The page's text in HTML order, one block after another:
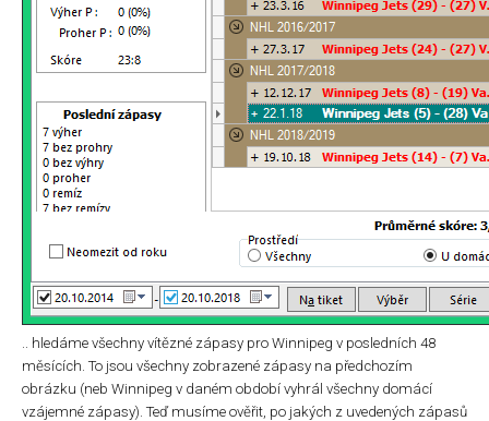
.. hledáme všechny vítězné zápasy pro Winnipeg v posledních 48
měsících. To jsou všechny zobrazené zápasy na předchozím
obrázku (neb Winnipeg v daném období vyhrál všechny domácí
vzájemné zápasy). Teď musíme ověřit, po jakých z uvedených zápasů